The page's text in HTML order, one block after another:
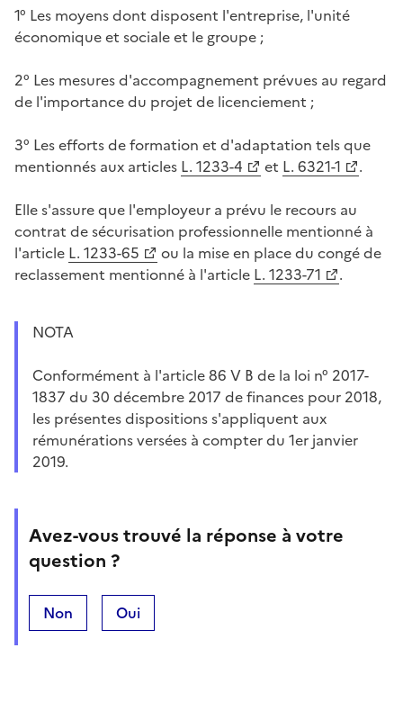
1° Les moyens dont disposent l'entreprise, l'unité
économique et sociale et le groupe ;
2° Les mesures d'accompagnement prévues au regard
de l'importance du projet de licenciement ;
3° Les efforts de formation et d'adaptation tels que
mentionnés aux articles L. 1233-4 et L. 6321-1
.
Elle s'assure que l'employeur a prévu le recours au
contrat de sécurisation professionnelle mentionné à
l'article L. 1233-65
ou la mise en place du congé de
reclassement mentionné à l'article L. 1233-71 .
NOTA
Conformément à l'article 86 V B de la loi n° 2017-
1837 du 30 décembre 2017 de finances pour 2018,
les présentes dispositions s'appliquent aux
rémunérations versées à compter du 1er janvier
2019.
Avez-vous trouvé la réponse à votre
question ?
Non Oui